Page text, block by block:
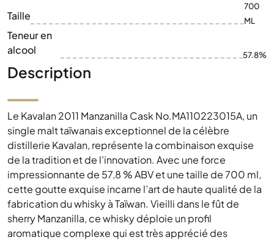
Taille
700
ML
Teneur en
alcool
57.8%
Description
Le Kavalan 2011 Manzanilla Cask No.MA110223015A, un
single malt taïwanais exceptionnel de la célèbre
distillerie Kavalan, représente la combinaison exquise
de la tradition et de l’innovation. Avec une force
impressionnante de 57,8 % ABV et une taille de 700 ml,
cette goutte exquise incarne l’art de haute qualité de la
fabrication du whisky à Taïwan. Vieilli dans le fût de
sherry Manzanilla, ce whisky déploie un profil
aromatique complexe qui est très apprécié des